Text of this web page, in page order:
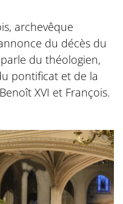
archevêque
du décès du
du théologien,
pontificat et de la
XVI et François.